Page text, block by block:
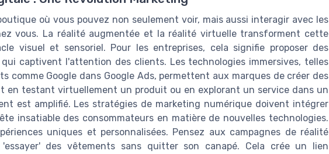
où vous pouvez non seulement voir, mais aussi interagir avec les
vous. La réalité augmentée et la réalité virtuelle transforment cette
visuel et sensoriel. Pour les entreprises, cela signifie proposer des
captivent l'attention des clients. Les technologies immersives, telles
comme Google dans Google Ads, permettent aux marques de créer des
en testant virtuellement un produit ou en explorant un service dans un
est amplifié. Les stratégies de marketing numérique doivent intégrer
insatiable des consommateurs en matière de nouvelles technologies.
uniques et personnalisées. Pensez aux campagnes de réalité
des vêtements sans quitter son canapé. Cela crée un lien